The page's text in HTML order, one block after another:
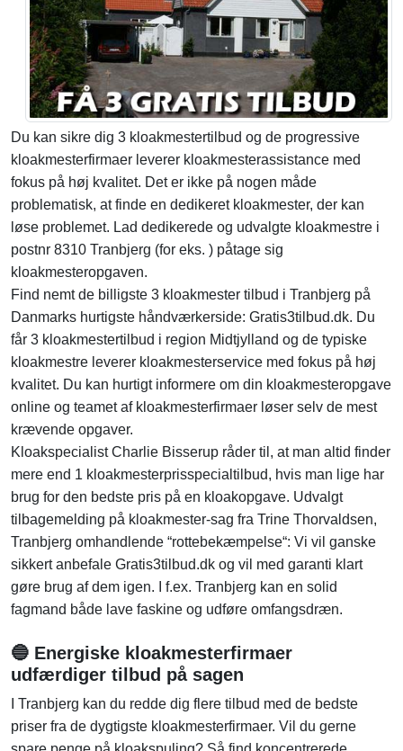
Du kan sikre dig 3 kloakmestertilbud og de progressive
kloakmesterfirmaer leverer kloakmesterassistance med
fokus på høj kvalitet. Det er ikke på nogen måde
problematisk, at finde en dedikeret kloakmester, der kan
løse problemet. Lad dedikerede og udvalgte kloakmestre i
postnr 8310 Tranbjerg (for eks. ) påtage sig
kloakmesteropgaven.
Find nemt de billigste 3 kloakmester tilbud i Tranbjerg på
Danmarks hurtigste håndværkerside: Gratis3tilbud.dk. Du
får 3 kloakmestertilbud i region Midtjylland og de typiske
kloakmestre leverer kloakmesterservice med fokus på høj
kvalitet. Du kan hurtigt informere om din kloakmesteropgave
online og teamet af kloakmesterfirmaer løser selv de mest
krævende opgaver.
Kloakspecialist Charlie Bisserup råder til, at man altid finder
mere end 1 kloakmesterprisspecialtilbud, hvis man lige har
brug for den bedste pris på en kloakopgave. Udvalgt
tilbagemelding på kloakmester-sag fra Trine Thorvaldsen,
Tranbjerg omhandlende “rottebekæmpelse“: Vi vil ganske
sikkert anbefale Gratis3tilbud.dk og vil med garanti klart
gøre brug af dem igen. I f.ex. Tranbjerg kan en solid
fagmand både lave faskine og udføre omfangsdræn.
🔵 Energiske kloakmesterfirmaer
udfærdiger tilbud på sagen
I Tranbjerg kan du redde dig flere tilbud med de bedste
priser fra de dygtigste kloakmesterfirmaer. Vil du gerne